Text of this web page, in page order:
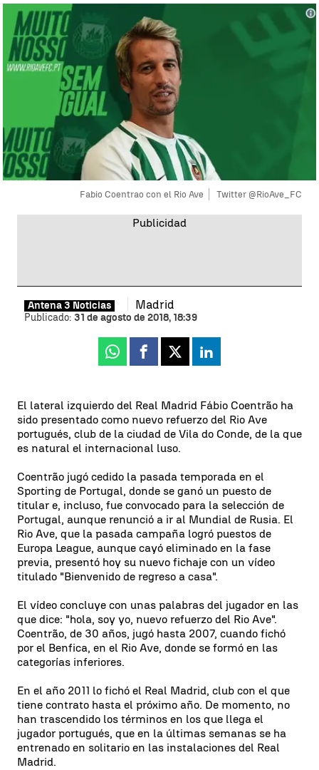
Fabio Coentrao con el Rio Ave Twitter @RioAve_FC
Antena 3 Noticias Madrid
Publicado: 31 de agosto de 2018, 18:39
Whatsapp
Facebook
X Linkedin
El lateral izquierdo del Real Madrid Fábio Coentrão ha
sido presentado como nuevo refuerzo del Rio Ave
portugués, club de la ciudad de Vila do Conde, de la que
es natural el internacional luso.
Coentrão jugó cedido la pasada temporada en el
Sporting de Portugal, donde se ganó un puesto de
titular e, incluso, fue convocado para la selección de
Portugal, aunque renunció a ir al Mundial de Rusia. El
Rio Ave, que la pasada campaña logró puestos de
Europa League, aunque cayó eliminado en la fase
previa, presentó hoy su nuevo fichaje con un vídeo
titulado "Bienvenido de regreso a casa".
El vídeo concluye con unas palabras del jugador en las
que dice: "hola, soy yo, nuevo refuerzo del Rio Ave".
Coentrão, de 30 años, jugó hasta 2007, cuando fichó
por el Benfica, en el Rio Ave, donde se formó en las
categorías inferiores.
En el año 2011 lo fichó el Real Madrid, club con el que
tiene contrato hasta el próximo año. De momento, no
han trascendido los términos en los que llega el
jugador portugués, que en la últimas semanas se ha
entrenado en solitario en las instalaciones del Real
Madrid.